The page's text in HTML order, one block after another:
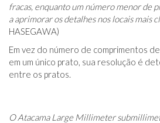
fracas, enquanto um número menor de
a aprimorar os detalhes nos locais mais
HASEGAWA)
Em vez do número de comprimentos
em um único prato, sua resolução é
entre os pratos.
O Atacama Large Millimeter